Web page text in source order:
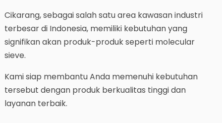
Cikarang, sebagai salah satu area kawasan industri
terbesar di Indonesia, memiliki kebutuhan yang
signifikan akan produk-produk seperti molecular
sieve.
Kami siap membantu Anda memenuhi kebutuhan
tersebut dengan produk berkualitas tinggi dan
layanan terbaik.